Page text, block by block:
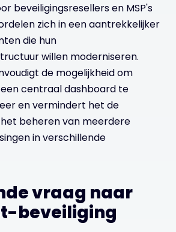
beveiligingsresellers en MSP's
zich in een aantrekkelijker
die hun
willen moderniseren.
de mogelijkheid om
centraal dashboard te
en vermindert het de
beheren van meerdere
in verschillende
vraag naar
beveiliging